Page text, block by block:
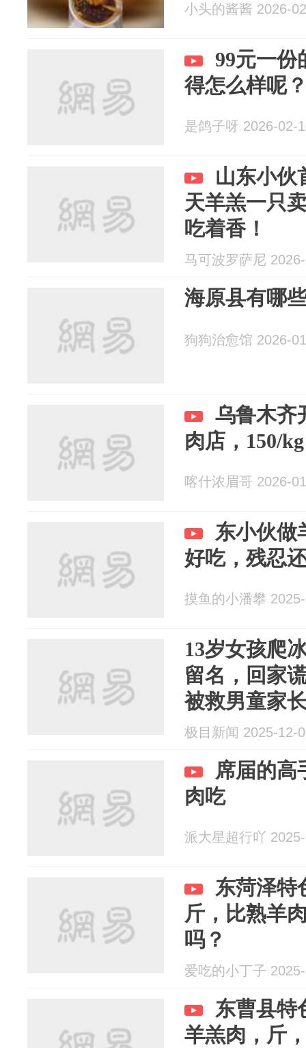
小头的酱酱 2026-
99元一份
得怎么样呢
是鸽子呀 2026-02-
山东小伙
天羊羔一只
吃着香！
马可波罗萨尼
海原县有哪
狗狗治愈馆 2026-
乌鲁木齐
肉店，150/
喀什浓眉哥 2026-
东小伙做
好吃，残忍
摸鱼的小潘攀
13岁女孩爬
留名，回家
被救男童家
拒，留下羊
极目新闻 2025-12-
席届的高
肉吃
派大星超行吖
东菏泽特
斤，比熟羊
吗？
爱吃的小丁子
东曹县特
羊羔肉，斤